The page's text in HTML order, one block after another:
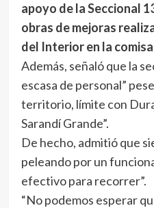
apoyo de la Seccional
obras de mejoras
del Interior en la
Además, señaló que la
escasa de personal”
territorio, límite con
Sarandí Grande”.
De hecho, admitió que
peleando por un
efectivo para recorrer”.
“No podemos esperar